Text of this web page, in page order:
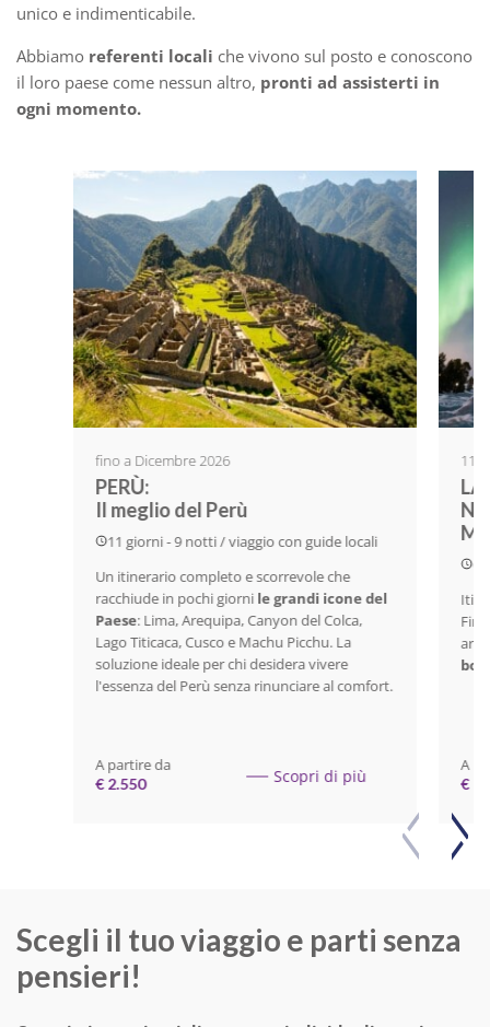
unico e indimenticabile.
Abbiamo referenti locali che vivono sul posto e conoscono
il loro paese come nessun altro, pronti ad assisterti in
ogni momento.
fino a Dicembre 2026
PERÙ:
Il meglio del Perù
11 giorni - 9 notti / viaggio con guide locali
Un itinerario completo e scorrevole che
racchiude in pochi giorni le grandi icone del
Paese: Lima, Arequipa, Canyon del Colca,
Lago Titicaca, Cusco e Machu Picchu. La
soluzione ideale per chi desidera vivere
l'essenza del Perù senza rinunciare al comfort.
A partire da
€ 2.550 Scopri di più
11
6
A
€
Scegli il tuo viaggio e parti senza
pensieri!